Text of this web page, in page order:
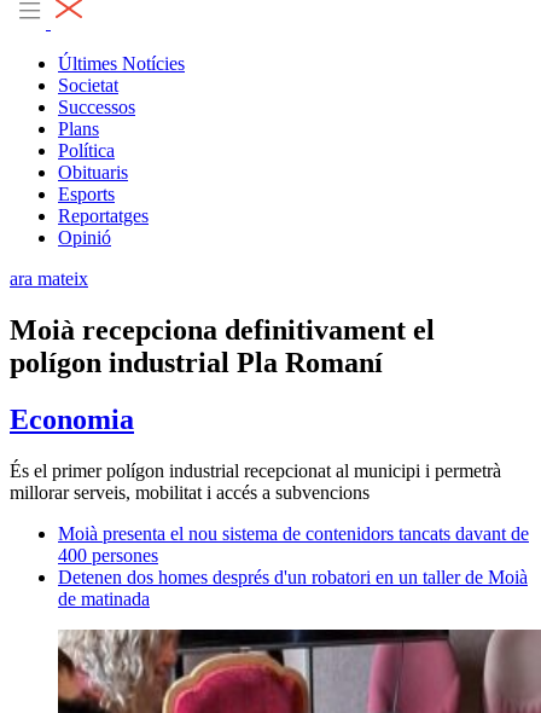
Últimes Notícies
Societat
Successos
Plans
Política
Obituaris
Esports
Reportatges
Opinió
ara mateix
Moià recepciona definitivament el
polígon industrial Pla Romaní
Economia
És el primer polígon industrial recepcionat al municipi i permetrà
millorar serveis, mobilitat i accés a subvencions
Moià presenta el nou sistema de contenidors tancats davant de
400 persones
Detenen dos homes després d'un robatori en un taller de Moià
de matinada